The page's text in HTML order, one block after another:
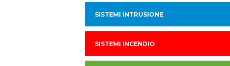
SISTEMI INTRUSIONE
SISTEMI INCENDIO